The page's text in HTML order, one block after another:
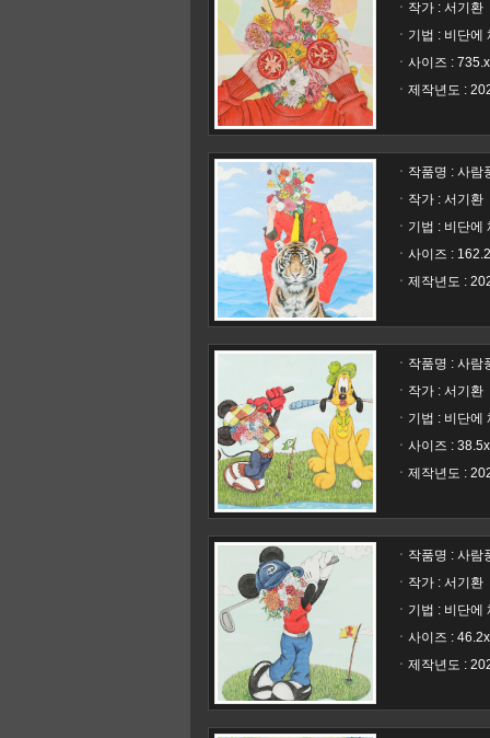
ㆍ작가 : 서기환
ㆍ기법 : 비단에
ㆍ사이즈 :
ㆍ제작년도 :
ㆍ작품명 : 사람
ㆍ작가 : 서기환
ㆍ기법 : 비단에
ㆍ사이즈 :
ㆍ제작년도 :
ㆍ작품명 : 사람
ㆍ작가 : 서기환
ㆍ기법 : 비단에
ㆍ사이즈 :
ㆍ제작년도 :
ㆍ작품명 : 사람
ㆍ작가 : 서기환
ㆍ기법 : 비단에
ㆍ사이즈 :
ㆍ제작년도 :